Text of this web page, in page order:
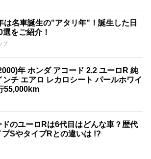
は名車誕生の"アタリ年"！誕生した日
選をご紹介！
プ
年 ホンダ アコード 2.2 ユーロR 純
ンチ エアロ レカロシート パールホワイ
55,000km
ドのユーロRは6代目はどんな車？歴代
プSやタイプRとの違いは !?